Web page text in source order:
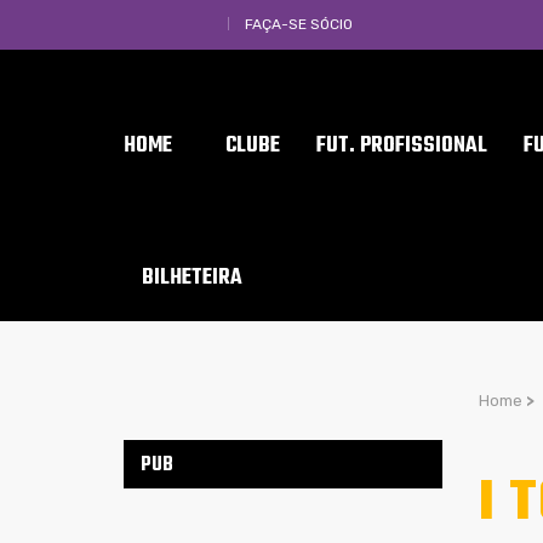
FAÇA-SE SÓCIO
HOME CLUBE FUT. PROFISSIONAL
BILHETEIRA
Home >
I
PUB